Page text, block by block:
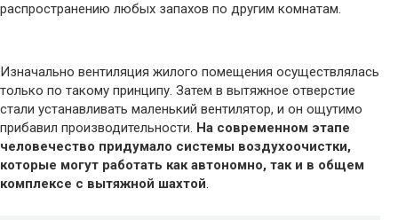
распространению любых запахов по другим комнатам.
Изначально вентиляция жилого помещения осуществлялась
только по такому принципу. Затем в вытяжное отверстие
стали устанавливать маленький вентилятор, и он ощутимо
прибавил производительности. На современном этапе
человечество придумало системы воздухоочистки,
которые могут работать как автономно, так и в общем
комплексе с вытяжной шахтой.